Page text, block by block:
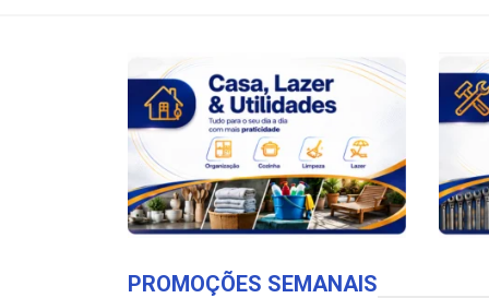
PROMOÇÕES SEMANAIS